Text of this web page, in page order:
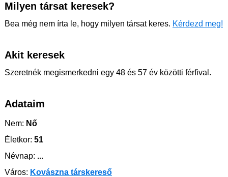
Milyen társat keresek?
Bea még nem írta le, hogy milyen társat keres. Kérdezd meg!
Akit keresek
Szeretnék megismerkedni egy 48 és 57 év közötti férfival.
Adataim
Nem: Nő
Életkor: 51
Névnap: ...
Város: Kovászna társkereső